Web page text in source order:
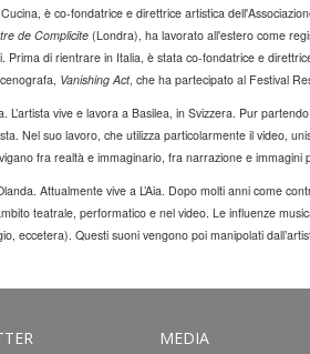
è co-fondatrice e direttrice artistica
de Complicite (Londra), ha lavorato all'estero come
di rientrare in Italia, è stata co-fondatrice e
Vanishing Act, che ha partecipato al Festival
vive e lavora a Basilea, in Svizzera. Pur
Nel suo lavoro, che utilizza particolarmente il video,
fra realtà e immaginario, fra narrazione e immagini
Attualmente vive a L’Aia. Dopo molti anni come
teatrale, performatico e nel video. Le influenze
eccetera). Questi suoni vengono poi manipolati
MEDIA